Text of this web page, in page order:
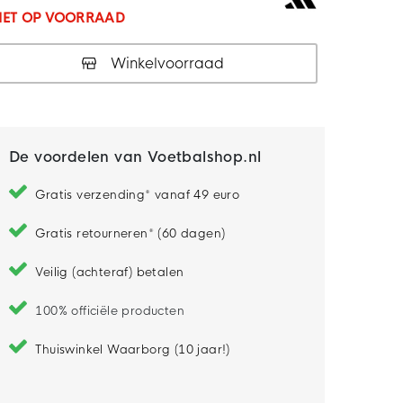
OP VOORRAAD
Winkelvoorraad
De voordelen van Voetbalshop.nl
Gratis verzending* vanaf 49 euro
Gratis retourneren* (60 dagen)
Veilig (achteraf) betalen
100% officiële producten
Thuiswinkel Waarborg (10 jaar!)